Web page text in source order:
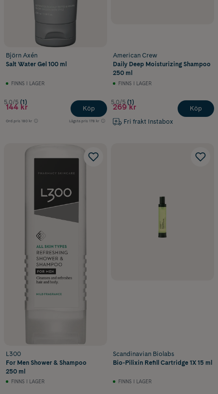
Björn Axén
Salt Water Gel 100 ml
FINNS I LAGER
5.0/5 (1)
144 kr
Ord.pris 180 kr Lägsta pris 178 kr
Köp
American Crew
Daily Deep Moisturizing Shampoo
250 ml
FINNS I LAGER
5.0/5 (1)
269 kr
Fri frakt Instabox
Köp
L300
For Men Shower & Shampoo
250 ml
FINNS I LAGER
Scandinavian Biolabs
Bio-Pilixin Refill Cartridge 1X 15 ml
FINNS I LAGER